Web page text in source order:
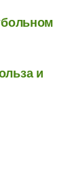
и